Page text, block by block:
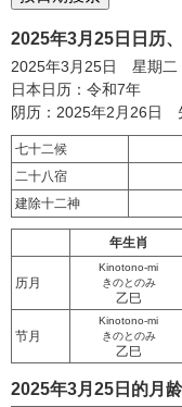
2025年3月25日日历
2025年3月25日 星期二
日本日历：令和7年
阴历：2025年2月26日
七十二候
二十八宿
建除十二神
年生肖
历月
Kinotono-mi
きのとのみ
乙巳
节月
Kinotono-mi
きのとのみ
乙巳
2025年3月25日的月龄